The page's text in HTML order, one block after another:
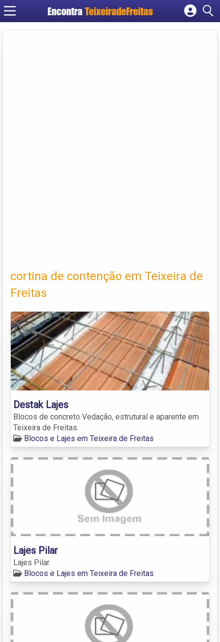
Encontra TeixeiradeFreitas
Cadastrar empresa
cortina de contenção em Teixeira de
Freitas
Destak Lajes
Blocos de concreto Vedação, estrutural e aparente em
Teixeira de Freitas.
Blocos e Lajes em Teixeira de Freitas
Lajes Pilar
Lajes Pilar
Blocos e Lajes em Teixeira de Freitas